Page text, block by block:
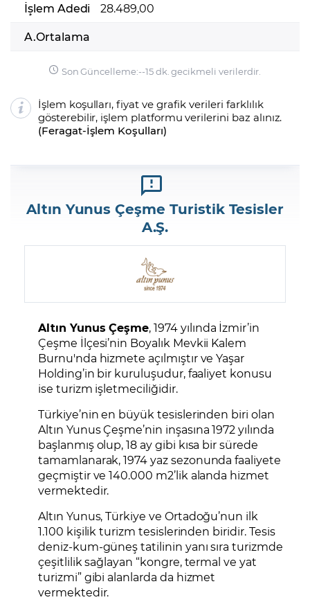
İşlem Adedi
28.489,00
A.Ortalama
Son Güncelleme:--15 dk. gecikmeli verilerdir.
İşlem koşulları, fiyat ve grafik verileri farklılık
gösterebilir, işlem platformu verilerini baz alınız.
(Feragat-İşlem Koşulları)
Altın Yunus Çeşme Turistik Tesisler
A.Ş.
Altın Yunus Çeşme, 1974 yılında İzmir’in
Çeşme İlçesi’nin Boyalık Mevkii Kalem
Burnu'nda hizmete açılmıştır ve Yaşar
Holding’in bir kuruluşudur, faaliyet konusu
ise turizm işletmeciliğidir.
Türkiye’nin en büyük tesislerinden biri olan
Altın Yunus Çeşme’nin inşasına 1972 yılında
başlanmış olup, 18 ay gibi kısa bir sürede
tamamlanarak, 1974 yaz sezonunda faaliyete
geçmiştir ve 140.000 m2’lik alanda hizmet
vermektedir.
Altın Yunus, Türkiye ve Ortadoğu’nun ilk
1.100 kişilik turizm tesislerinden biridir. Tesis
deniz-kum-güneş tatilinin yanı sıra turizmde
çeşitlilik sağlayan “kongre, termal ve yat
turizmi” gibi alanlarda da hizmet
vermektedir.